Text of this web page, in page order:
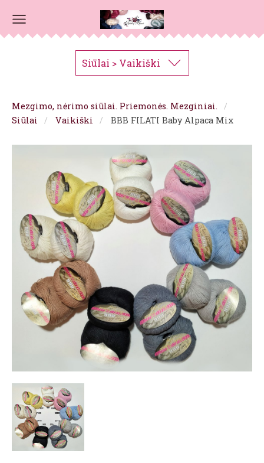
Siūlai > Vaikiški
Mezgimo, nėrimo siūlai. Priemonės. Mezginiai.
Siūlai
Vaikiški BBB FILATI Baby Alpaca Mix